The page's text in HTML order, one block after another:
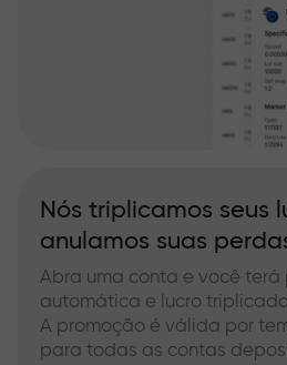
Nós triplicamos seus
anulamos suas
Abra uma conta e você
automática e lucro
A promoção é válida por
para todas as contas